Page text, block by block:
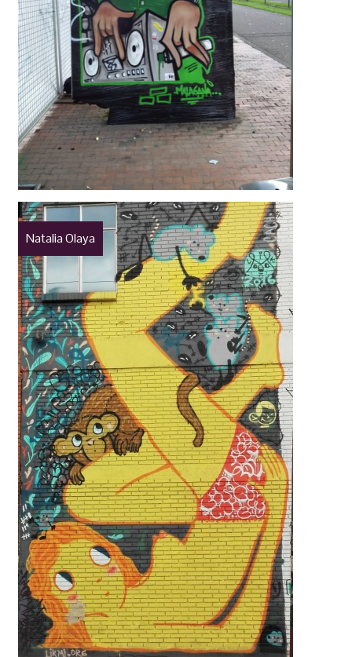
Natalia Olaya